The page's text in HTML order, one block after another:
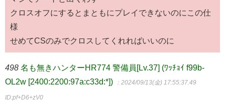
クロスオフにするとまともにプレイできないのにこの仕
様
せめてCSのみでクロスしてくれればいいのに
498 名も無きハンターHR774 警備員[Lv.37] (ﾜｯﾁｮｲ f99b-
OL2w [2400:2200:97a:c33d:*])
：2024/09/13(金) 17:55:37.49
ID:pf+D6+zV0